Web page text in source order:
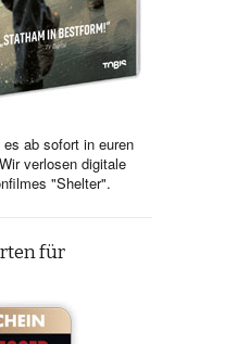
ab sofort in euren
verlosen digitale
"Shelter".
für